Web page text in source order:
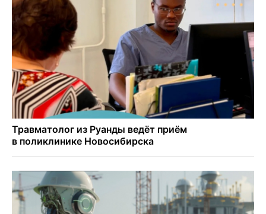
Дольщики долгостроя на Титова в Новосибирске
получили ключи от квартир
Доля рыночной ипотеки в России превысила 50% по
итогам июля 2026 года